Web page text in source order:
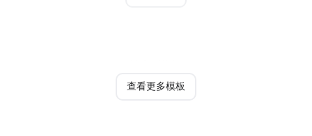
查看更多模板